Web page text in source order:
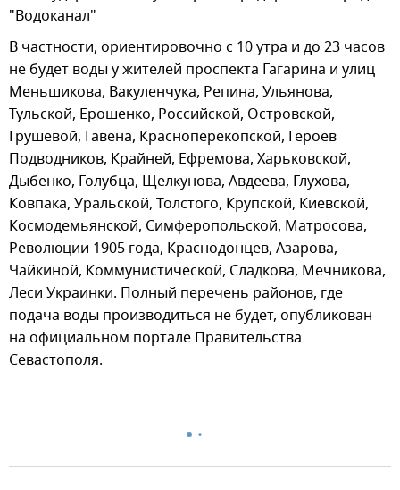
"Водоканал"
В частности, ориентировочно с 10 утра и до 23 часов
не будет воды у жителей проспекта Гагарина и улиц
Меньшикова, Вакуленчука, Репина, Ульянова,
Тульской, Ерошенко, Российской, Островской,
Грушевой, Гавена, Красноперекопской, Героев
Подводников, Крайней, Ефремова, Харьковской,
Дыбенко, Голубца, Щелкунова, Авдеева, Глухова,
Ковпака, Уральской, Толстого, Крупской, Киевской,
Космодемьянской, Симферопольской, Матросова,
Революции 1905 года, Краснодонцев, Азарова,
Чайкиной, Коммунистической, Сладкова, Мечникова,
Леси Украинки. Полный перечень районов, где
подача воды производиться не будет, опубликован
на официальном портале Правительства
Севастополя.